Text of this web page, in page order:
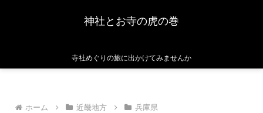
神社とお寺の虎の巻
寺社めぐりの旅に出かけてみませんか
ホーム 近畿地方 兵庫県